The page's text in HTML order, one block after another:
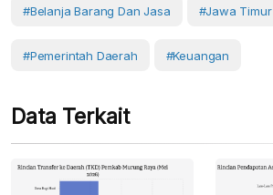
#belanja Barang Dan Jasa #Jawa Timur
#Pemerintah Daerah #Keuangan
Data Terkait